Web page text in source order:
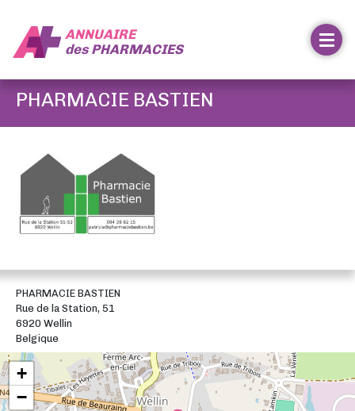
ANNUAIRE
desPHARMACIES
PHARMACIE BASTIEN
PHARMACIE BASTIEN
Rue de la Station, 51
6920 Wellin
Belgique
+
−